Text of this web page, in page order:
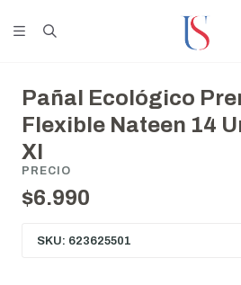
Pañal Ecológico
Flexible Nateen 14
Xl
PRECIO
$6.990
SKU: 623625501